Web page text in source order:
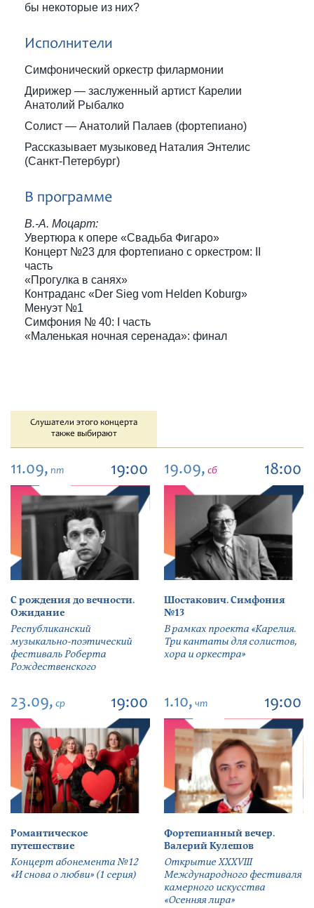
бы некоторые из них?
Исполнители
Симфонический оркестр филармонии
Дирижер — заслуженный артист Карелии
Анатолий Рыбалко
Солист — Анатолий Палаев (фортепиано)
Рассказывает музыковед Наталия Энтелис
(Санкт-Петербург)
В программе
В.-А. Моцарт:
Увертюра к опере «Свадьба Фигаро»
Концерт №23 для фортепиано с оркестром: II
часть
«Прогулка в санях»
Контраданс «Der Sieg vom Helden Koburg»
Менуэт №1
Симфония № 40: I часть
«Маленькая ночная серенада»: финал
Слушатели этого концерта
также выбирают
11.09, пт 19:00
С рождения до вечности.
Ожидание
Республиканский
музыкально-поэтический
фестиваль Роберта
Рождественского
19.09, сб 18:00
Шостакович. Симфония
№13
В рамках проекта «Карелия.
Три кантаты для солистов,
хора и оркестра»
23.09, ср 19:00
Романтическое
путешествие
Концерт абонемента №12
«И снова о любви» (1 серия)
1.10, чт 19:00
Фортепианный вечер.
Валерий Кулешов
Открытие ХХХVIII
Международного фестиваля
камерного искусства
«Осенняя лира»